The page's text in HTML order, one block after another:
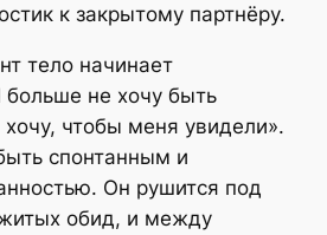
к закрытому партнёру.
тело начинает
больше не хочу быть
чтобы меня увидели».
спонтанным и
Он рушится под
обид, и между